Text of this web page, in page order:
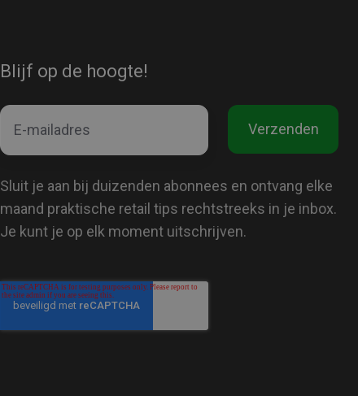
Blijf op de hoogte!
Sluit je aan bij duizenden abonnees en ontvang elke
maand praktische retail tips rechtstreeks in je inbox.
Je kunt je op elk moment uitschrijven.